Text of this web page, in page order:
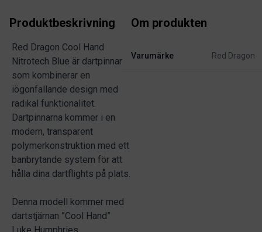
Produktbeskrivning
Red Dragon Cool Hand
Nitrotech Blue är dartpinnar
som kombinerar en
iögonfallande design med
radikal funktionalitet.
Dartpinnarna kommer i en
modern, transparent
polymerkonstruktion med ett
banbrytande system för att
hålla dina dartflights på plats.
Denna modell kommer med
dartstjärnan ”Cool Hand”
Om produkten
Varumärke Red Dragon